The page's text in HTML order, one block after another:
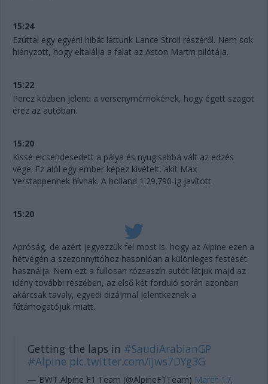
15:24
Ezúttal egy egyéni hibát láttunk Lance Stroll részéről. Nem sok
hiányzott, hogy eltalálja a falat az Aston Martin pilótája.
15:22
Perez közben jelenti a versenymérnökének, hogy égett szagot
érez az autóban.
15:20
Kissé elcsendesedett a pálya és nyugisabbá vált az edzés
vége. Ez alól egy ember képez kivételt, akit Max
Verstappennek hívnak. A holland 1:29.790-ig javított.
15:20
Apróság, de azért jegyezzük fel most is, hogy az Alpine ezen a
hétvégén a szezonnyitóhoz hasonlóan a különleges festését
használja. Nem ezt a fullosan rózsaszín autót látjuk majd az
idény további részében, az első két forduló során azonban
akárcsak tavaly, egyedi dizájnnal jelentkeznek a
főtámogatójuk miatt.
Getting the laps in #SaudiArabianGP
#Alpine pic.twitter.com/ijws7DYg3G
— BWT Alpine F1 Team (@AlpineF1Team) March 17,